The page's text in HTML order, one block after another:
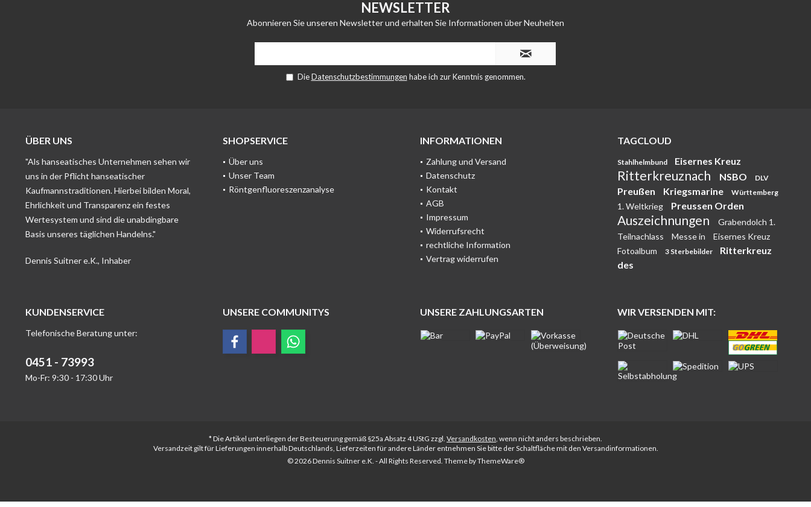
NEWSLETTER
Abonnieren Sie unseren Newsletter und erhalten Sie Informationen über Neuheiten
DieDatenschutzbestimmungen habe ich zur Kenntnis genommen.
ÜBER UNS
"Als hanseatisches Unternehmen sehen wir
uns in der Pflicht hanseatischer
Kaufmannstraditionen. Hierbei bilden Moral,
Ehrlichkeit und Transparenz ein festes
Wertesystem und sind die unabdingbare
Basis unseres täglichen Handelns."
Dennis Suitner e.K., Inhaber
SHOPSERVICE
Über uns
Unser Team
Röntgenfluoreszenzanalyse
INFORMATIONEN
Zahlung und Versand
Datenschutz
Kontakt
AGB
Impressum
Widerrufsrecht
rechtliche Information
Vertrag widerrufen
TAGCLOUD
Stahlhelmbund Eisernes Kreuz
Ritterkreuznach NSBO DLV
Preußen Kriegsmarine Württemberg
1. Weltkrieg Preussen Orden
Auszeichnungen
Grabendolch 1.
Teilnachlass
Messe in
Eisernes Kreuz
Fotoalbum
3 Sterbebilder
Ritterkreuz
des
KUNDENSERVICE
Telefonische Beratung unter:
0451 - 73993
Mo-Fr: 9:30 - 17:30 Uhr
UNSERE COMMUNITYS UNSERE ZAHLUNGSARTEN WIR VERSENDEN MIT:
* Die Artikel unterliegen der Besteuerung gemäß §25a Absatz 4 UStG zzgl. Versandkosten, wenn nicht anders beschrieben.
Versandzeit gilt für Lieferungen innerhalb Deutschlands, Lieferzeiten für andere Länder entnehmen Sie bitte der Schaltfläche mit den Versandinformationen.
© 2026 Dennis Suitner e.K. - All Rights Reserved. Theme byThemeWare®